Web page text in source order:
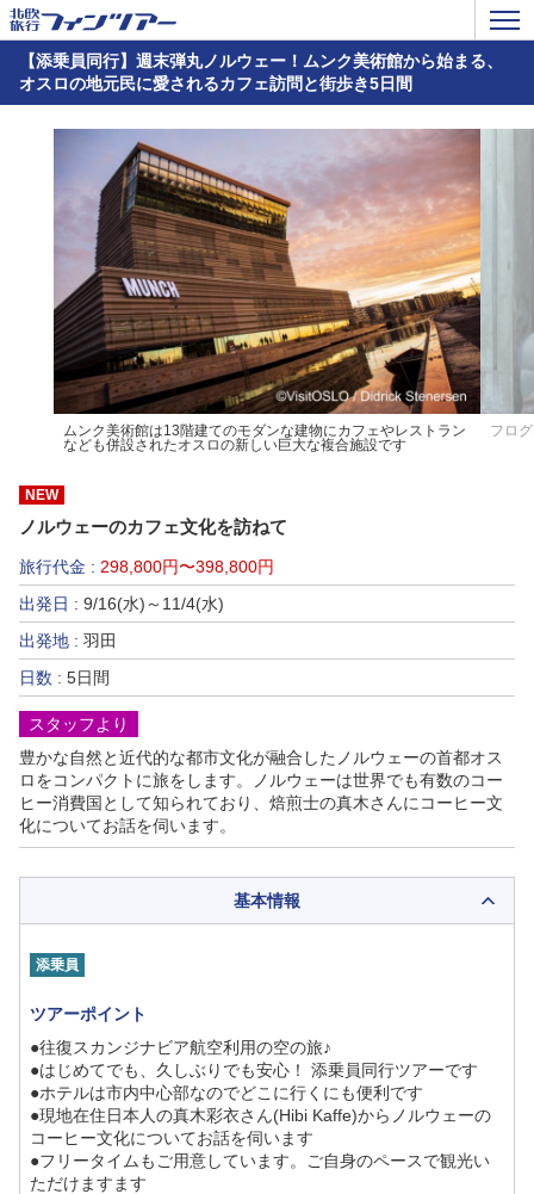
【添乗員同行】週末弾丸ノルウェー！ムンク美術館から始まる、
オスロの地元民に愛されるカフェ訪問と街歩き5日間
ムンク美術館は13階建てのモダンな建物にカフェやレストラン
なども併設されたオスロの新しい巨大な複合施設です
フロ
NEW
ノルウェーのカフェ文化を訪ねて
旅行代金 : 298,800円〜398,800円
出発日 : 9/16(水)～11/4(水)
出発地 : 羽田
日数 : 5日間
スタッフより
豊かな自然と近代的な都市文化が融合したノルウェーの首都オス
ロをコンパクトに旅をします。ノルウェーは世界でも有数のコー
ヒー消費国として知られており、焙煎士の真木さんにコーヒー文
化についてお話を伺います。
基本情報
添乗員
ツアーポイント
●往復スカンジナビア航空利用の空の旅♪
●はじめてでも、久しぶりでも安心！ 添乗員同行ツアーです
●ホテルは市内中心部なのでどこに行くにも便利です
●現地在住日本人の真木彩衣さん(Hibi Kaffe)からノルウェーの
コーヒー文化についてお話を伺います
●フリータイムもご用意しています。ご自身のペースで観光い
ただけますます